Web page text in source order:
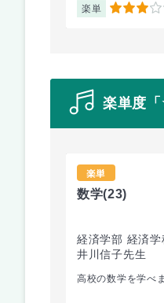
楽単 3
楽単度
楽単
数学(23)
経済学部 経済学
井川信子先生
高校の数学を学べ